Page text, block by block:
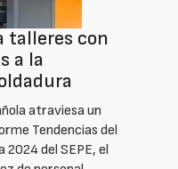
talleres con
a la
atraviesa un
Tendencias del
del SEPE, el